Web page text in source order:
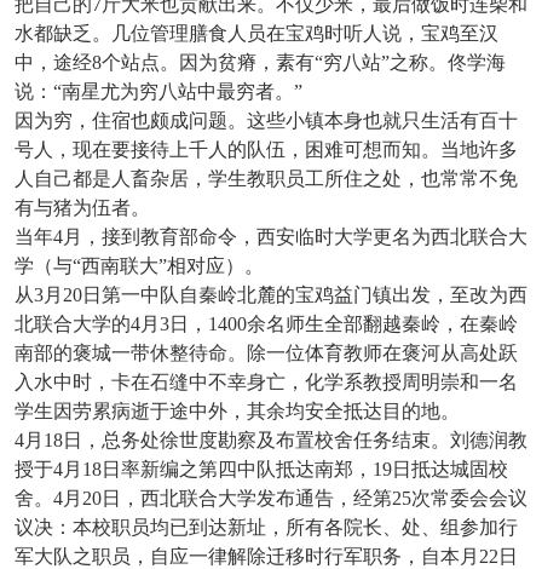
把自己的7斤大米也贡献出来。不仅少米，最后做饭时连柴和
水都缺乏。几位管理膳食人员在宝鸡时听人说，宝鸡至汉
中，途经8个站点。因为贫瘠，素有“穷八站”之称。佟学海
说：“南星尤为穷八站中最穷者。”
因为穷，住宿也颇成问题。这些小镇本身也就只生活有百十
号人，现在要接待上千人的队伍，困难可想而知。当地许多
人自己都是人畜杂居，学生教职员工所住之处，也常常不免
有与猪为伍者。
当年4月，接到教育部命令，西安临时大学更名为西北联合大
学（与“西南联大”相对应）。
从3月20日第一中队自秦岭北麓的宝鸡益门镇出发，至改为西
北联合大学的4月3日，1400余名师生全部翻越秦岭，在秦岭
南部的褒城一带休整待命。除一位体育教师在褒河从高处跃
入水中时，卡在石缝中不幸身亡，化学系教授周明崇和一名
学生因劳累病逝于途中外，其余均安全抵达目的地。
4月18日，总务处徐世度勘察及布置校舍任务结束。刘德润教
授于4月18日率新编之第四中队抵达南郑，19日抵达城固校
舍。4月20日，西北联合大学发布通告，经第25次常委会会议
议决：本校职员均已到达新址，所有各院长、处、组参加行
军大队之职员，自应一律解除迁移时行军职务，自本月22日